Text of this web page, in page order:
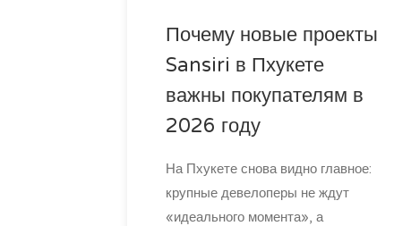
Почему новые проекты
Sansiri в Пхукете
важны покупателям в
2026 году
На Пхукете снова видно главное:
крупные девелоперы не ждут
«идеального момента», а